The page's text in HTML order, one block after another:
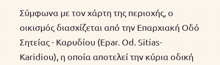
Σύμφωνα με τον χάρτη της περιοχής, ο
οικισμός διασχίζεται από την Επαρχιακή Οδό
Σητείας - Καρυδίου (Epar. Od. Sitias-
Karidiou), η οποία αποτελεί την κύρια οδική